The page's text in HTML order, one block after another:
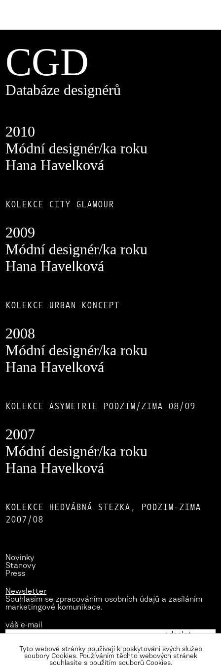
CGD
Databáze designérů
2010
Módní designér/ka roku
Hana Havelková
KOLEKCE CITY GLAMOUR
2009
Módní designér/ka roku
Hana Havelková
KOLEKCE URBAN KONCEPT
2008
Módní designér/ka roku
Hana Havelková
KOLEKCE ASYMETRIE PODZIM/ZIMA 08/09
2007
Módní designér/ka roku
Hana Havelková
KOLEKCE HEDVÁBNÁ STEZKA, PODZIM-ZIMA
2007/08
Novinky
Stanovy
Press
Newsletter
Souhlasím se zpracováním osobních údajů a zasíláním
marketingové komunikace.
váš e-mail
Tyto webové stránky používají k poskytování svých služeb
soubory Cookies. Používáním těchto webových stránek
souhlasíte s použitím souborů Cookies.